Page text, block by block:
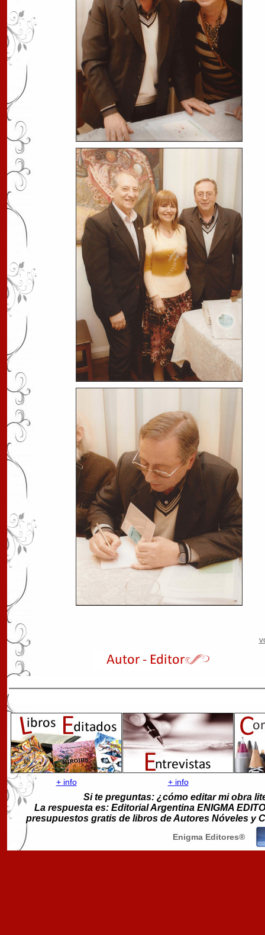
+ info + info
Si te preguntas: ¿cómo editar mi obra
La respuesta es: Editorial Argentina ENIGMA
presupuestos gratis de libros de Autores Nóveles y
Enigma Editores®